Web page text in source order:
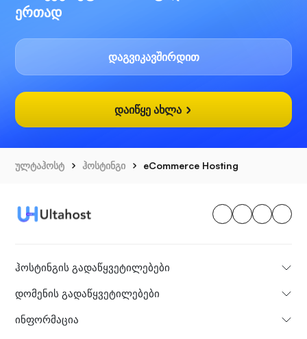
ერთად
დაგვიკავშირდით
დაიწყე ახლა
ულტაჰოსტ ჰოსტინგი eCommerce Hosting
ჰოსტინგის გადაწყვეტილებები
დომენის გადაწყვეტილებები
ინფორმაცია